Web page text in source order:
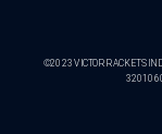
©2023 VICTOR RACKETS